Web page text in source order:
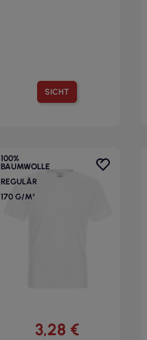
SICHT
100%
BAUMWOLLE
REGULÄR
170 G/M²
3,28 €